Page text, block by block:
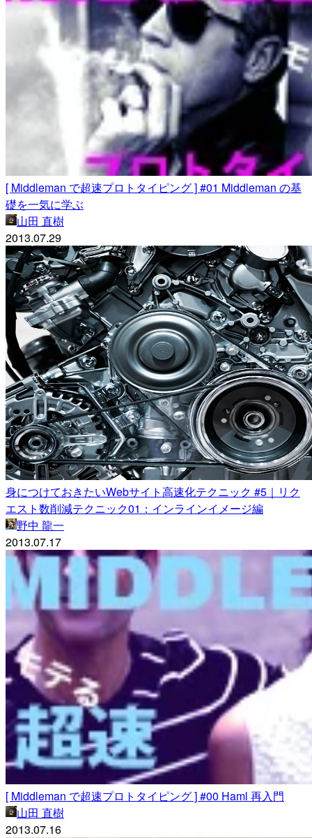
[ Middleman で超速プロトタイピング ] #01 Middleman の基
礎を一気に学ぶ
山田 直樹
2013.07.29
身につけておきたいWebサイト高速化テクニック #5｜リク
エスト数削減テクニック01：インラインイメージ編
野中 龍一
2013.07.17
[ Middleman で超速プロトタイピング ] #00 Haml 再入門
山田 直樹
2013.07.16